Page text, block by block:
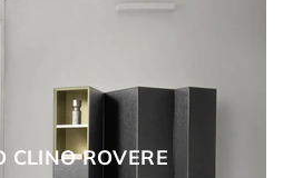
CLINO ROVERE